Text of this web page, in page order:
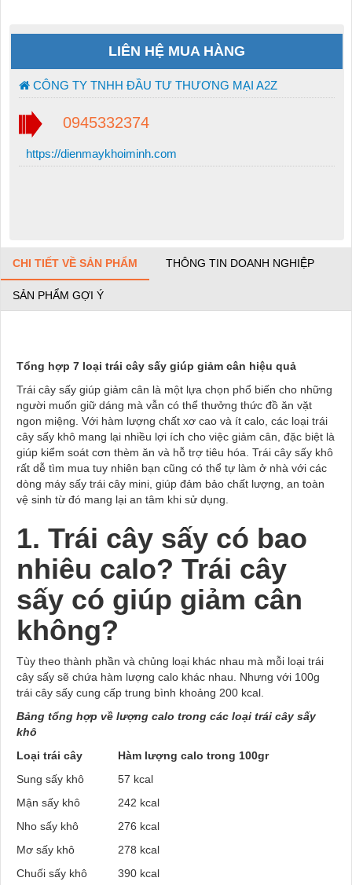
LIÊN HỆ MUA HÀNG
CÔNG TY TNHH ĐẦU TƯ THƯƠNG MẠI A2Z
0945332374
https://dienmaykhoiminh.com
CHI TIẾT VỀ SẢN PHẨM THÔNG TIN DOANH NGHIỆP
SẢN PHẨM GỢI Ý
Tổng hợp 7 loại trái cây sấy giúp giảm cân hiệu quả
Trái cây sấy giúp giảm cân là một lựa chọn phổ biến cho những
người muốn giữ dáng mà vẫn có thể thưởng thức đồ ăn vặt
ngon miệng. Với hàm lượng chất xơ cao và ít calo, các loại trái
cây sấy khô mang lại nhiều lợi ích cho việc giảm cân, đặc biệt là
giúp kiểm soát cơn thèm ăn và hỗ trợ tiêu hóa. Trái cây sấy khô
rất dễ tìm mua tuy nhiên bạn cũng có thể tự làm ở nhà với các
dòng máy sấy trái cây mini , giúp đảm bảo chất lượng, an toàn
vệ sinh từ đó mang lại an tâm khi sử dụng.
1. Trái cây sấy có bao
nhiêu calo? Trái cây
sấy có giúp giảm cân
không?
Tùy theo thành phần và chủng loại khác nhau mà mỗi loại trái
cây sấy sẽ chứa hàm lượng calo khác nhau. Nhưng với 100g
trái cây sấy cung cấp trung bình khoảng 200 kcal.
Bảng tổng hợp về lượng calo trong các loại trái cây sấy
khô
Loại trái cây
Hàm lượng calo trong 100gr
Sung sấy khô
57 kcal
Mận sấy khô
242 kcal
Nho sấy khô
276 kcal
Mơ sấy khô
278 kcal
Chuối sấy khô
390 kcal